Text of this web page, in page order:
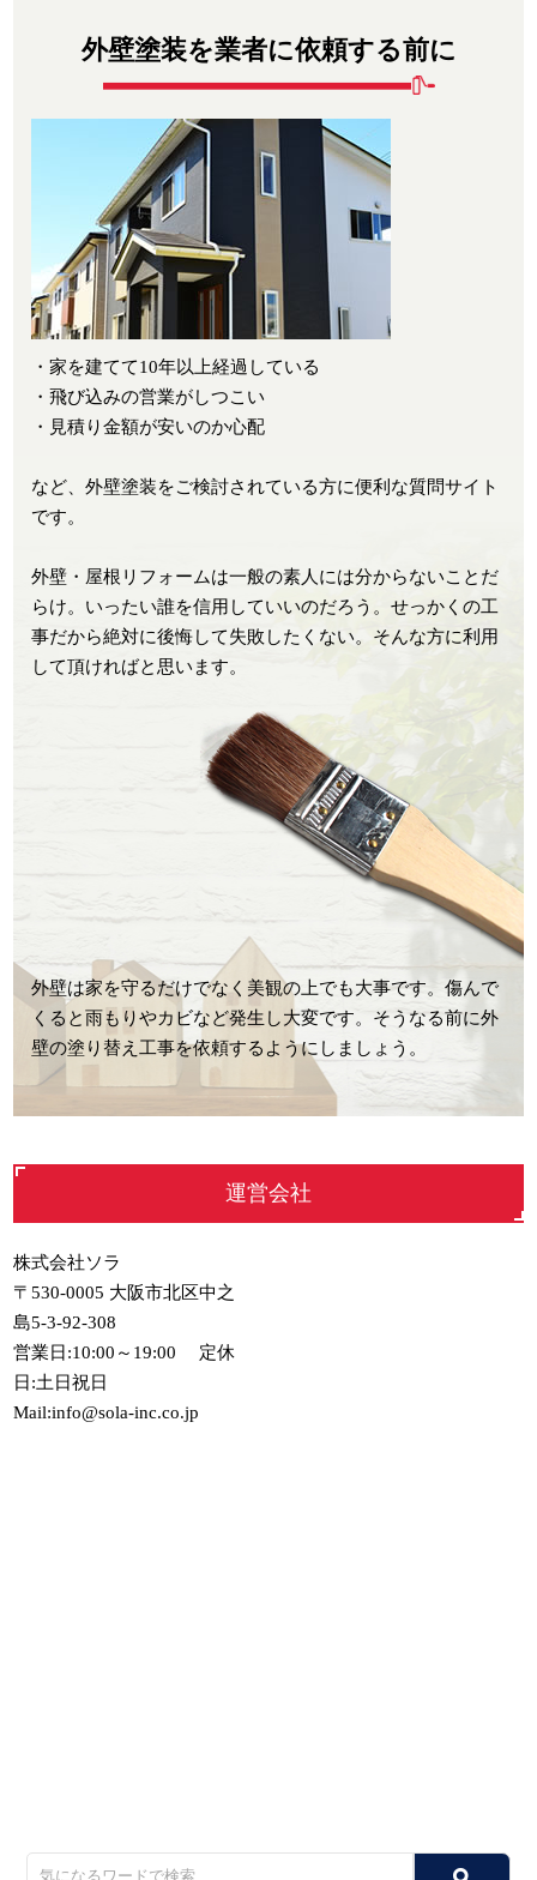
外壁塗装を業者に依頼する前に
・家を建てて10年以上経過している
・飛び込みの営業がしつこい
・見積り金額が安いのか心配
など、外壁塗装をご検討されている方に便利な質問サイト
です。
外壁・屋根リフォームは一般の素人には分からないことだ
らけ。いったい誰を信用していいのだろう。せっかくの工
事だから絶対に後悔して失敗したくない。そんな方に利用
して頂ければと思います。
外壁は家を守るだけでなく美観の上でも大事です。傷んで
くると雨もりやカビなど発生し大変です。そうなる前に外
壁の塗り替え工事を依頼するようにしましょう。
運営会社
株式会社ソラ
〒530-0005 大阪市北区中之
島5-3-92-308
営業日:10:00～19:00 定休
日:土日祝日
Mail:info@sola-inc.co.jp